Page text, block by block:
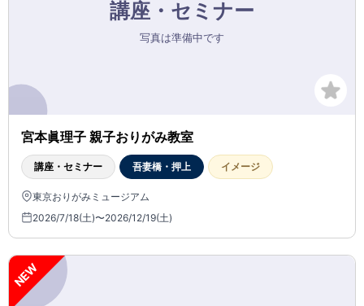
宮本眞理子 親子おりがみ教室
講座・セミナー 吾妻橋・押上 イメージ
東京おりがみミュージアム
2026/7/18(土)〜2026/12/19(土)
NEW